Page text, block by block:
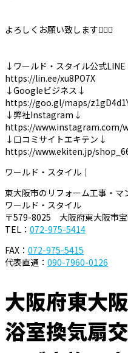
よろしくお願い致します🙇‍♀️✨
↓ワールド・スタイル公式
https://lin.ee/xu8PO7X
↓Googleビジネス↓
https://goo.gl/maps/
↓弊社Instagram↓
https://www.instagram.com/
↓口コミサイトエキテン↓
https://www.ekiten.jp/
ワールド・スタイル｜
東大阪市のリフォーム工事・マ
ワールド・スタイル
〒579-8025 大阪府東大阪市
TEL： 072-975-5414
FAX： 072-975-5415
代表直通： 090-7960-0126
大阪府東大
浴室換気扇